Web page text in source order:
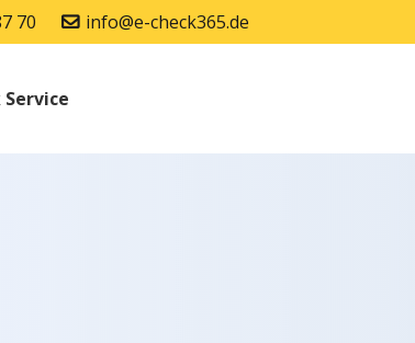
70 info@e-check365.de
Service